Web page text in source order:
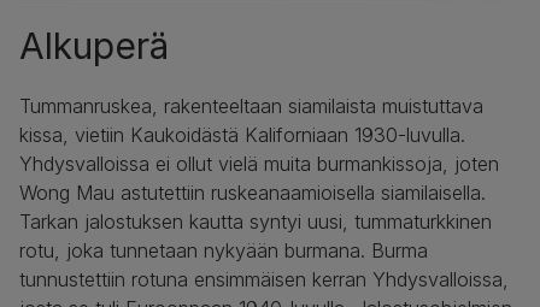
Alkuperä
Tummanruskea, rakenteeltaan siamilaista muistuttava
kissa, vietiin Kaukoidästä Kaliforniaan 1930-luvulla.
Yhdysvalloissa ei ollut vielä muita burmankissoja, joten
Wong Mau astutettiin ruskeanaamioisella siamilaisella.
Tarkan jalostuksen kautta syntyi uusi, tummaturkkinen
rotu, joka tunnetaan nykyään burmana. Burma
tunnustettiin rotuna ensimmäisen kerran Yhdysvalloissa,